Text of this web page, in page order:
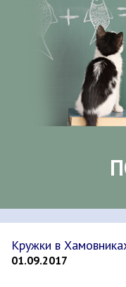
Кружки в
01.09.2017